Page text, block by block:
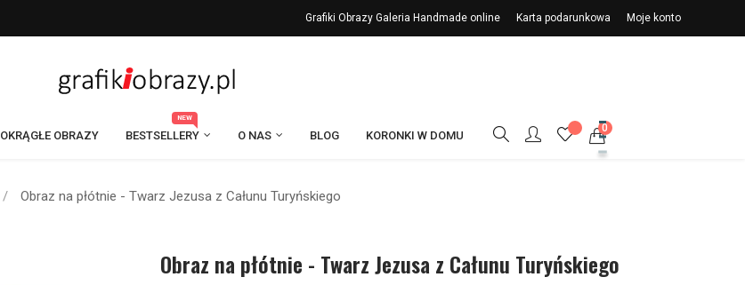
Grafiki Obrazy Galeria Handmade online Karta podarunkowa Moje konto
OKRĄGŁE OBRAZY BESTSELLERY
NEW
O NAS BLOG KORONKI W DOMU
0
Obraz na płótnie - Twarz Jezusa z Całunu Turyńskiego
Obraz na płótnie - Twarz Jezusa z Całunu Turyńskiego